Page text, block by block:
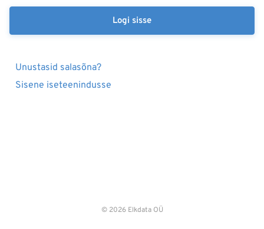
Logi sisse
Unustasid salasõna?
Sisene iseteenindusse
© 2026 Elkdata OÜ